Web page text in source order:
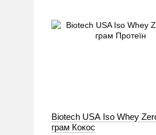
Biotech USA Iso Whey
грам Кокос